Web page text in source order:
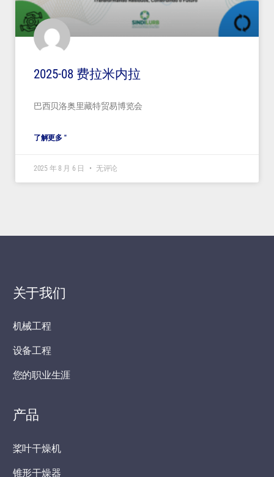
2025-08 费拉米内拉
巴西贝洛奥里藏特贸易博览会
了解更多 "
2025 年 8 月 6 日 无评论
关于我们
机械工程
设备工程
您的职业生涯
产品
桨叶干燥机
锥形干燥器